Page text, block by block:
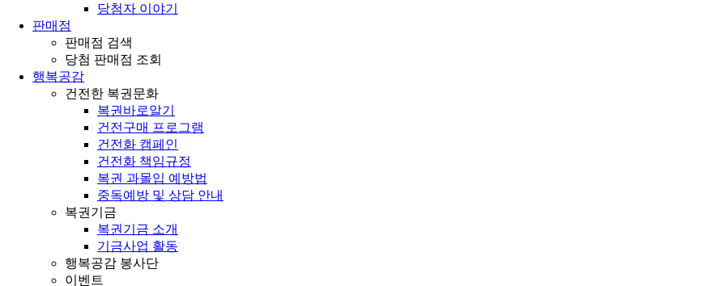
당첨자 이야기
판매점
판매점 검색
당첨 판매점 조회
행복공감
건전한 복권문화
복권바로알기
건전구매 프로그램
건전화 캠페인
건전화 책임규정
복권 과몰입 예방법
중독예방 및 상담 안내
복권기금
복권기금 소개
기금사업 활동
행복공감 봉사단
이벤트